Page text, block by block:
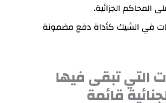
المحاكم الجزائية.
في الشيك كأداة دفع مضمونة
التي تبقى فيها
قائمة